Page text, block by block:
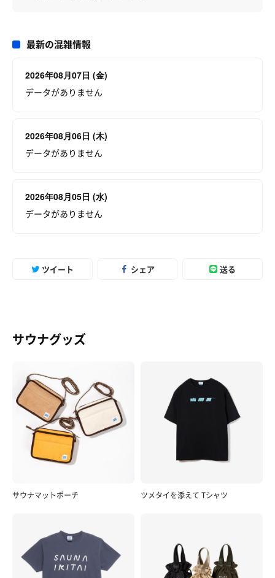
最新の混雑情報
2026年08月07日 (金)
データがありません
2026年08月06日 (木)
データがありません
2026年08月05日 (水)
データがありません
ツイート シェア 送る
サウナグッズ
サウナマットポーチ ツメタイを添えて Tシャツ